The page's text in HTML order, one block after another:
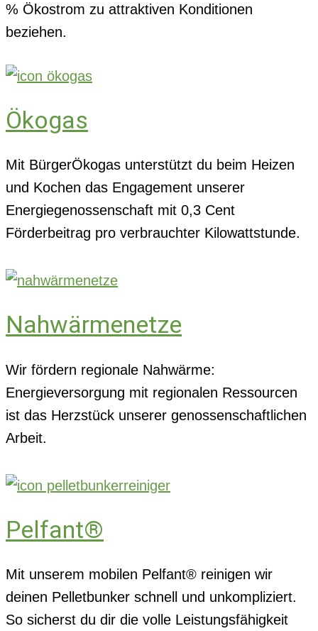
% Ökostrom zu attraktiven Konditionen
beziehen.
Ökogas
Mit BürgerÖkogas unterstützt du beim Heizen
und Kochen das Engagement unserer
Energiegenossenschaft mit 0,3 Cent
Förderbeitrag pro verbrauchter Kilowattstunde.
Nahwärmenetze
Wir fördern regionale Nahwärme:
Energieversorgung mit regionalen Ressourcen
ist das Herzstück unserer genossenschaftlichen
Arbeit.
Pelfant®
Mit unserem mobilen Pelfant® reinigen wir
deinen Pelletbunker schnell und unkompliziert.
So sicherst du dir die volle Leistungsfähigkeit